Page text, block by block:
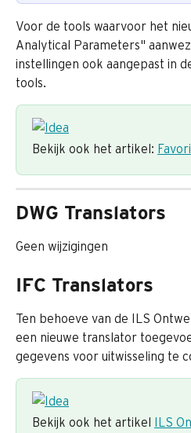
Voor de tools waarvoor het
Analytical Parameters"
instellingen ook aangepast in
tools.
Bekijk ook het artikel:
DWG Translators
Geen wijzigingen
IFC Translators
Ten behoeve van de ILS
een nieuwe translator
gegevens voor uitwisseling te
Bekijk ook het artikel ILS